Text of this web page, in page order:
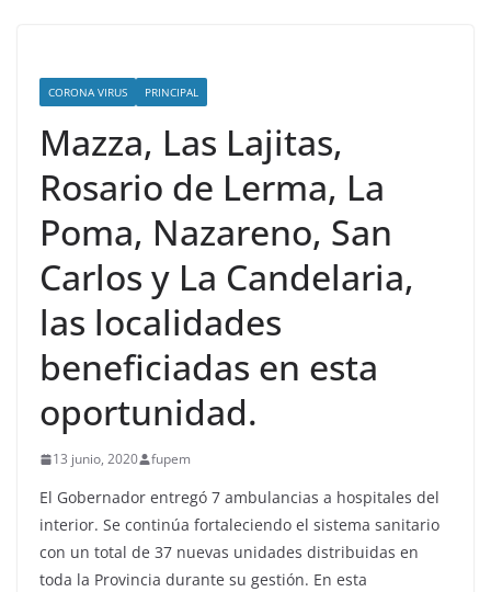
CORONA VIRUS PRINCIPAL
Mazza, Las Lajitas,
Rosario de Lerma, La
Poma, Nazareno, San
Carlos y La Candelaria,
las localidades
beneficiadas en esta
oportunidad.
13 junio, 2020 fupem
El Gobernador entregó 7 ambulancias a hospitales del
interior. Se continúa fortaleciendo el sistema sanitario
con un total de 37 nuevas unidades distribuidas en
toda la Provincia durante su gestión. En esta